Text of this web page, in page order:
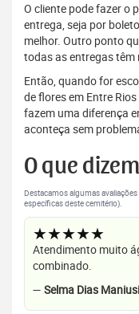
O cliente pode fazer o
entrega, seja por
melhor. Outro ponto
todas as entregas têm
Então, quando for
de flores em Entre
fazem uma diferença
aconteça sem
O que
Destacamos algumas
específicas deste cemitério).
★★★★★
Atendimento muito
combinado.
— Selma Dias